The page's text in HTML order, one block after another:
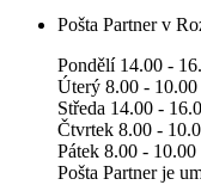
Pošta Partner v
Pondělí 14.00 -
Úterý 8.00 - 10.00
Středa 14.00 -
Čtvrtek 8.00 -
Pátek 8.00 - 10.00
Pošta Partner je